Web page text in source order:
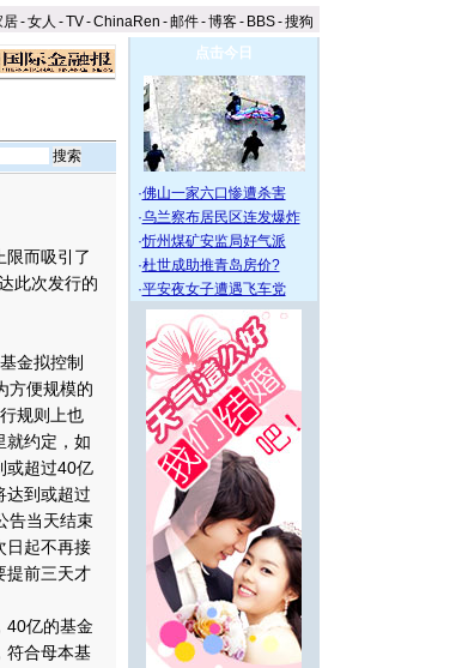
居-女人 -TV-ChinaRen -邮件-博客- BBS-搜狗
而吸引了
此次发行的
金拟控制
方便规模的
规则上也
就约定，如
或超过40亿
达到或超过
告当天结束
日起不再接
提前三天才
亿的基金
符合母本基
点击今日
·佛山一家六口惨遭杀害
·乌兰察布居民区连发爆炸
·忻州煤矿安监局好气派
·杜世成助推青岛房价?
·平安夜女子遭遇飞车党